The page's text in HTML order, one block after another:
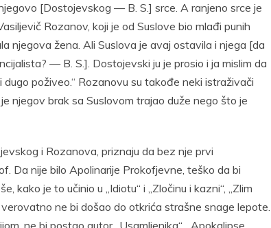
[Dostojevskog — B. S.] srce. A ranjeno srce je
Rozanov, koji je od Suslove bio mlađi punih
njegova žena. Ali Suslova je avaj ostavila i njega [da
— B. S.]. Dostojevski ju je prosio i ja mislim da
dugo poživeo.“ Rozanovu su takođe neki istraživači
njegov brak sa Suslovom trajao duže nego što je
i Rozanova, priznaju da bez nje prvi
Da nije bilo Apolinarije Prokofjevne, teško da bi
kako je to učinio u „Idiotu“ i „Zločinu i kazni“, „Zlim
verovatno ne bi došao do otkrića strašne snage lepote.
ne bi postao autor „Usamljenika“, „Apokalipse